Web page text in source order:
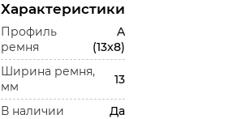
Характеристики
Профиль
ремня
A
(13x8)
Ширина ремня,
мм
13
В наличии
Да